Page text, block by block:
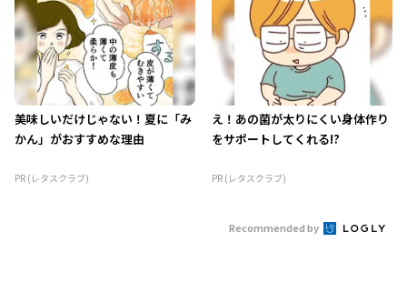
美味しいだけじゃない！夏に「み
かん」がおすすめな理由
PR (レタスクラブ)
え！あの菌が太りにくい身体作り
をサポートしてくれる!?
PR (レタスクラブ)
Recommended by